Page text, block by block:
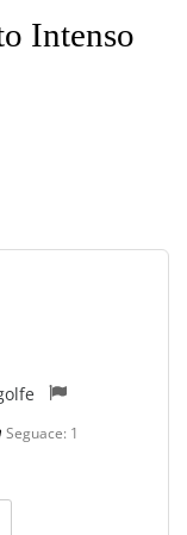
Intenso
Seguace: 1